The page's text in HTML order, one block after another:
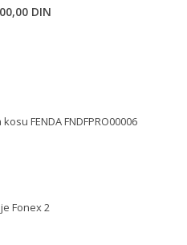
DIN
FENDA FNDFPRO00006
Fonex 2